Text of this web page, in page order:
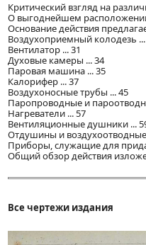
Критический взгляд на
О выгоднейшем
Основание действия
Воздухоприемный колодезь
Вентилатор ... 31
Духовые камеры ... 34
Паровая машина ... 35
Калорифер ... 37
Воздухоносные трубы ... 45
Паропроводные и
Нагреватели ... 57
Вентиляционные душники ...
Отдушины и воздухоотводные
Приборы, служащие для
Общий обзор действия
Все чертежи издания